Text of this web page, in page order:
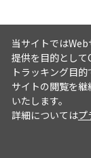
当サイトでは
提供を目的として
トラッキング目
サイトの閲覧を
いたします。
詳細についてはプ